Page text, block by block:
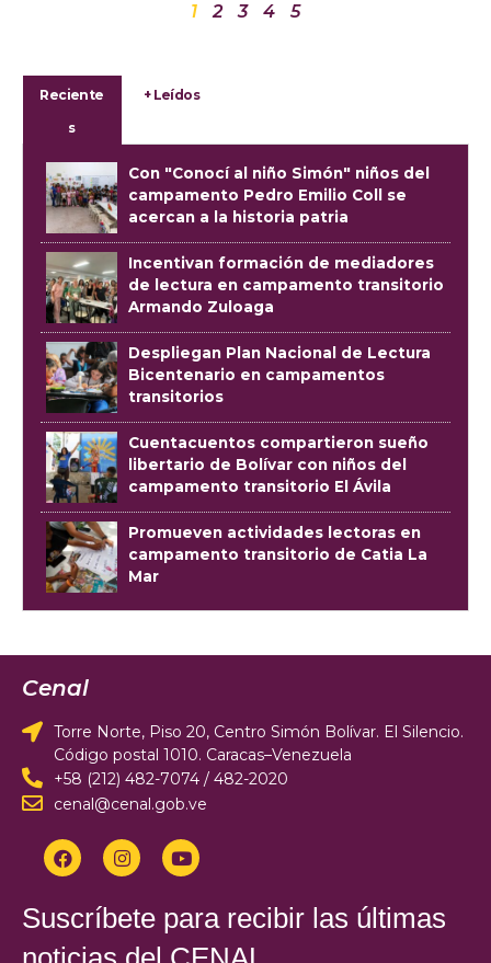
1
2 3 4 5
Reciente
s
+ Leídos
Con "Conocí al niño Simón" niños del
campamento Pedro Emilio Coll se
acercan a la historia patria
Incentivan formación de mediadores
de lectura en campamento transitorio
Armando Zuloaga
Despliegan Plan Nacional de Lectura
Bicentenario en campamentos
transitorios
Cuentacuentos compartieron sueño
libertario de Bolívar con niños del
campamento transitorio El Ávila
Promueven actividades lectoras en
campamento transitorio de Catia La
Mar
Cenal
Torre Norte, Piso 20, Centro Simón Bolívar. El Silencio.
Código postal 1010. Caracas–Venezuela
+58 (212) 482-7074 / 482-2020
cenal@cenal.gob.ve
Suscríbete para recibir las últimas